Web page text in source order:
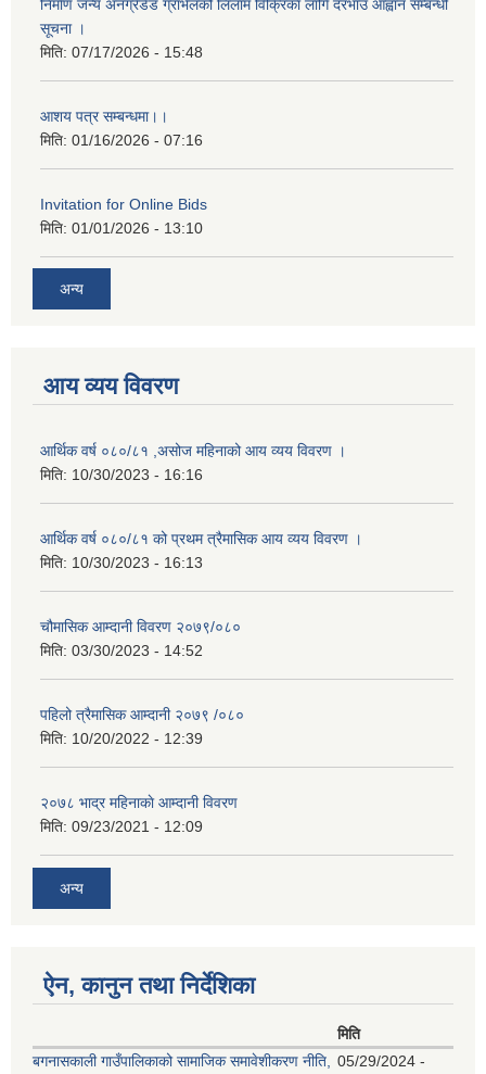
निर्माण जन्य अनग्रेडेड ग्राभेलको लिलाम विक्रिका लागि दरभाउ आह्वान सम्बन्धी
सूचना ।
मिति: 07/17/2026 - 15:48
आशय पत्र सम्बन्धमा।।
मिति: 01/16/2026 - 07:16
Invitation for Online Bids
मिति: 01/01/2026 - 13:10
अन्य
आय व्यय विवरण
आर्थिक वर्ष ०८०/८१ ,असोज महिनाको आय व्यय विवरण ।
मिति: 10/30/2023 - 16:16
आर्थिक वर्ष ०८०/८१ को प्रथम त्रैमासिक आय व्यय विवरण ।
मिति: 10/30/2023 - 16:13
चौमासिक आम्दानी विवरण २०७९/०८०
मिति: 03/30/2023 - 14:52
पहिलो त्रैमासिक आम्दानी २०७९ /०८०
मिति: 10/20/2022 - 12:39
२०७८ भाद्र महिनाकाे आम्दानी विवरण
मिति: 09/23/2021 - 12:09
अन्य
ऐन, कानुन तथा निर्देशिका
मिति
बगनासकाली गाउँपालिकाको सामाजिक समावेशीकरण नीति,
05/29/2024 -